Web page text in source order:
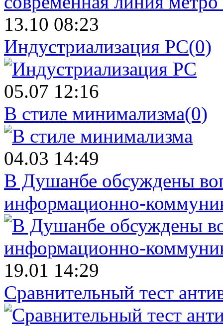
13.10 08:23
Индустриализация PC(0)
05.07 12:16
В стиле минимализма(0)
04.03 14:49
В Душанбе обсуждены
информационно-
19.01 14:29
Сравнительный тест